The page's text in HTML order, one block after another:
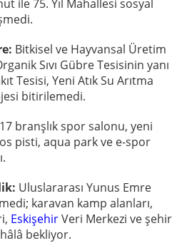
ile 75. Yıl Mahallesi sosyal
Bitkisel ve Hayvansal Üretim
Sıvı Gübre Tesisinin yanı
Tesisi, Yeni Atık Su Arıtma
bitirilemedi.
17 branşlık spor salonu, yeni
pisti, aqua park ve e-spor
Uluslararası Yunus Emre
karavan kamp alanları,
EskişehirVeri Merkezi ve şehir
bekliyor.